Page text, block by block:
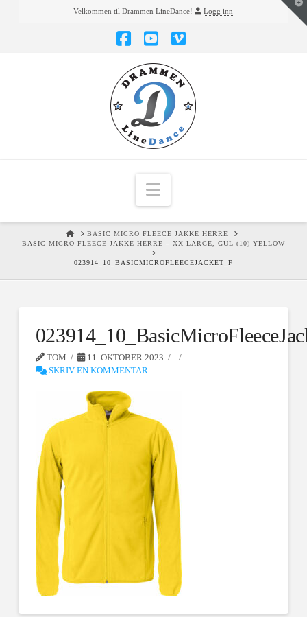
Velkommen til Drammen LineDance! Logg inn
Navigation
HOMEBASIC MICRO FLEECE JAKKE HERRE
BASIC MICRO FLEECE JAKKE HERRE – XX LARGE, GUL (10) YELLOW
023914_10_BASICMICROFLEECEJACKET_F
TOM
11. OKTOBER 2023
SKRIV EN KOMMENTAR